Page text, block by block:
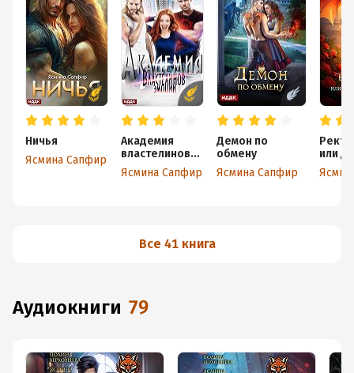
Ничья
Ясмина Сапфир
Академия
властелинов
эмоций.
Прочтем,
Ясмина Сапфир
Демон по
обмену
Ясмина Сапфир
или
Все 41 книга
аудиокниги 79